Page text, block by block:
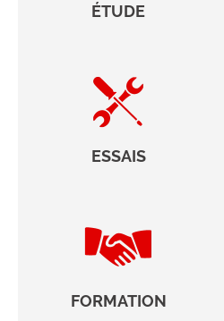
ÉTUDE
ESSAIS
FORMATION